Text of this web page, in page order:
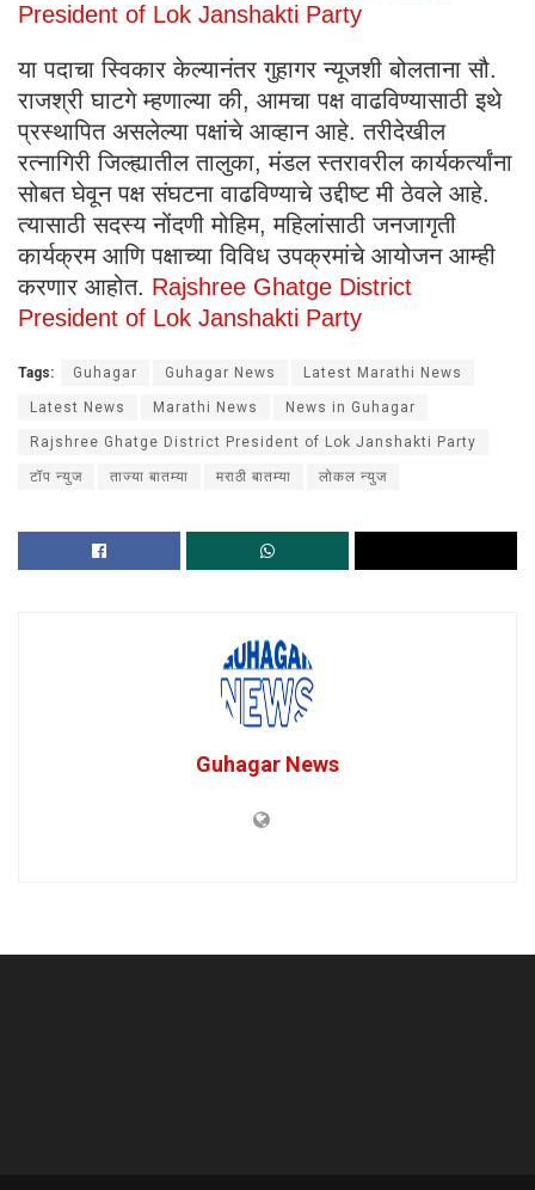
President of Lok Janshakti Party
या पदाचा स्विकार केल्यानंतर गुहागर न्यूजशी बोलताना सौ.
राजश्री घाटगे म्हणाल्या की, आमचा पक्ष वाढविण्यासाठी इथे
प्रस्थापित असलेल्या पक्षांचे आव्हान आहे. तरीदेखील
रत्नागिरी जिल्ह्यातील तालुका, मंडल स्तरावरील कार्यकर्त्यांना
सोबत घेवून पक्ष संघटना वाढविण्याचे उद्दीष्ट मी ठेवले आहे.
त्यासाठी सदस्य नोंदणी मोहिम, महिलांसाठी जनजागृती
कार्यक्रम आणि पक्षाच्या विविध उपक्रमांचे आयोजन आम्ही
करणार आहोत. Rajshree Ghatge District
President of Lok Janshakti Party
Tags: Guhagar Guhagar News Latest Marathi News
Latest News Marathi News News in Guhagar
Rajshree Ghatge District President of Lok Janshakti Party
टॉप न्युज ताज्या बातम्या मराठी बातम्या लोकल न्युज
Guhagar News